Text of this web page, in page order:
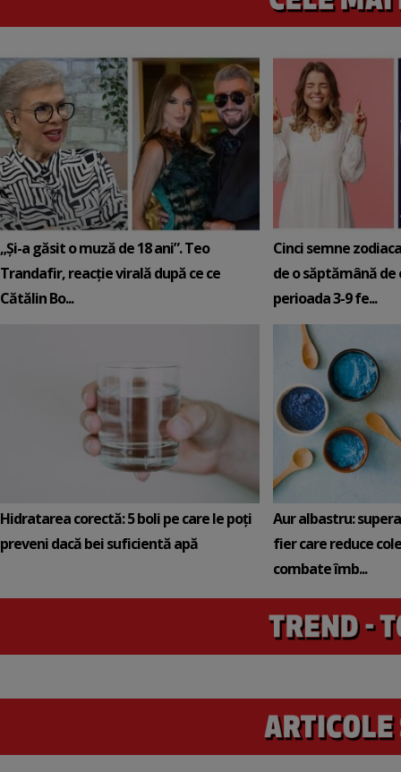
„Și-a găsit o muză de 18 ani”. Teo
Trandafir, reacție virală după ce ce
Cătălin Bo...
Cinci semne
de o săptămână de
perioada 3-9 fe...
Hidratarea corectă: 5 boli pe care le poți
preveni dacă bei suficientă apă
Aur albastru:
fier care reduce
combate îmb...